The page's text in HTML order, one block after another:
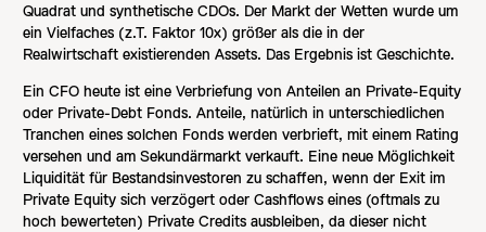
Quadrat und synthetische CDOs. Der Markt der Wetten wurde um
ein Vielfaches (z.T. Faktor 10x) größer als die in der
Realwirtschaft existierenden Assets. Das Ergebnis ist Geschichte.
Ein CFO heute ist eine Verbriefung von Anteilen an Private-Equity
oder Private-Debt Fonds. Anteile, natürlich in unterschiedlichen
Tranchen eines solchen Fonds werden verbrieft, mit einem Rating
versehen und am Sekundärmarkt verkauft. Eine neue Möglichkeit
Liquidität für Bestandsinvestoren zu schaffen, wenn der Exit im
Private Equity sich verzögert oder Cashflows eines (oftmals zu
hoch bewerteten) Private Credits ausbleiben, da dieser nicht